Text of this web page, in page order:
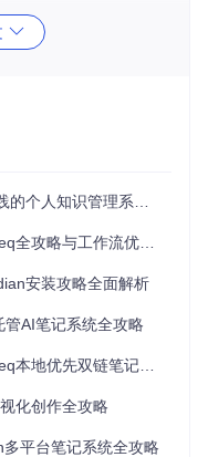
储架构，所有数据默认
密备份 验证：检查备
建知识网络
性笔记组织方式，允许
向追踪引用关系。
识间的复杂关联，导
记工具，思源笔记的知
知识管理系统搭建指南
略与工作流优化指南
安装攻略全面解析
AI笔记系统全攻略
优先双链笔记全攻略
化创作全攻略
平台笔记系统全攻略